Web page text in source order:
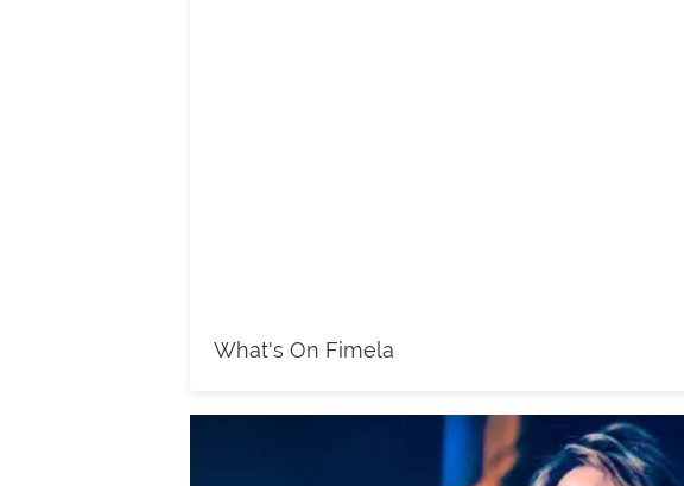
What's On Fimela